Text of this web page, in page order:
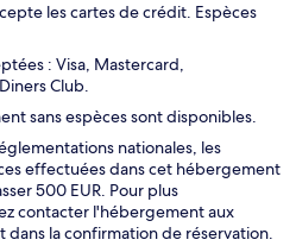
les cartes de crédit. Espèces
: Visa, Mastercard,
Club.
sans espèces sont disponibles.
nationales, les
effectuées dans cet hébergement
500 EUR. Pour plus
contacter l'hébergement aux
la confirmation de réservation.